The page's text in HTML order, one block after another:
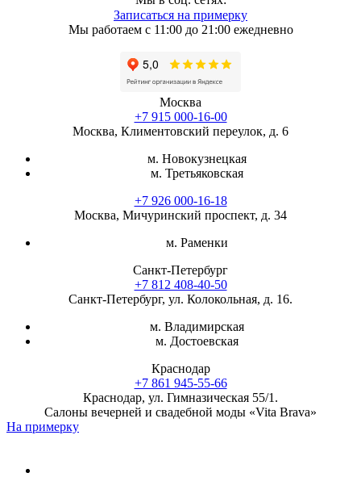
Записаться на примерку
Мы работаем с 11:00 до 21:00 ежедневно
Москва
+7 915 000-16-00
Москва, Климентовский переулок, д. 6
м. Новокузнецкая
м. Третьяковская
+7 926 000-16-18
Москва, Мичуринский проспект, д. 34
м. Раменки
Санкт-Петербург
+7 812 408-40-50
Санкт-Петербург, ул. Колокольная, д. 16.
м. Владимирская
м. Достоевская
Краснодар
+7 861 945-55-66
Краснодар, ул. Гимназическая 55/1.
Салоны вечерней и свадебной моды «Vita Brava»
На примерку